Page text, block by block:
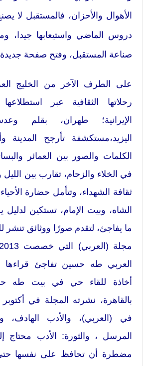
الأهوال والأحزان، فالمستقبل لا
دروس الماضي واستيعابها جيدا،
صناعة المستقبل، وفتح صفحة
على الطرف الآخر من الخليج
رحلاتها الثقافية عبر
الإيرانية؛ طهران، بقلم
اليزيد،مستكشفة تأرجح المدينة
الكلمات والصور بين العمائر
في الخلاء والزحام، تقارب بين
ثقافة الشهداء، وتتأمل حضارة
الشاه، وبيت الإمام، تستكين لدليل
ما يفاجئ، لتقدم صورًا ووثائق تنشر
العربي طه حسين تفاجئ قراءها
أخاذة للقاء حي في بيت طه
في (العربي)، والأدب الهادف،
المرسل ، والثورة: الأدب محتاج
مضطرة أن تحافظ على نفسها